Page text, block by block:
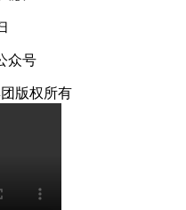
众号
版权所有